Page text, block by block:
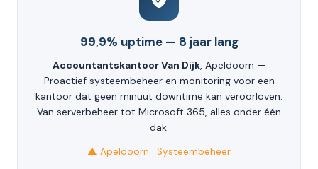
99,9% uptime — 8 jaar lang
Accountantskantoor Van Dijk, Apeldoorn —
Proactief systeembeheer en monitoring voor een
kantoor dat geen minuut downtime kan veroorloven.
Van serverbeheer tot Microsoft 365, alles onder één
dak.
▲ Apeldoorn · Systeembeheer